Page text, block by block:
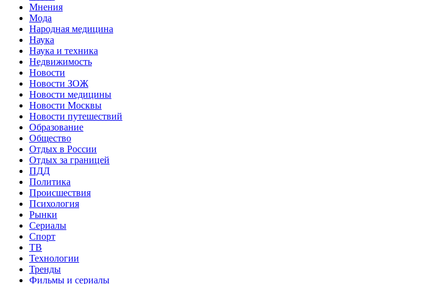
Мнения
Мода
Народная медицина
Наука
Наука и техника
Недвижимость
Новости
Новости ЗОЖ
Новости медицины
Новости Москвы
Новости путешествий
Образование
Общество
Отдых в России
Отдых за границей
ПДД
Политика
Происшествия
Психология
Рынки
Сериалы
Спорт
ТВ
Технологии
Тренды
Фильмы и сериалы